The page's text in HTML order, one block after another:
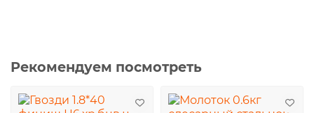
Рекомендуем посмотреть